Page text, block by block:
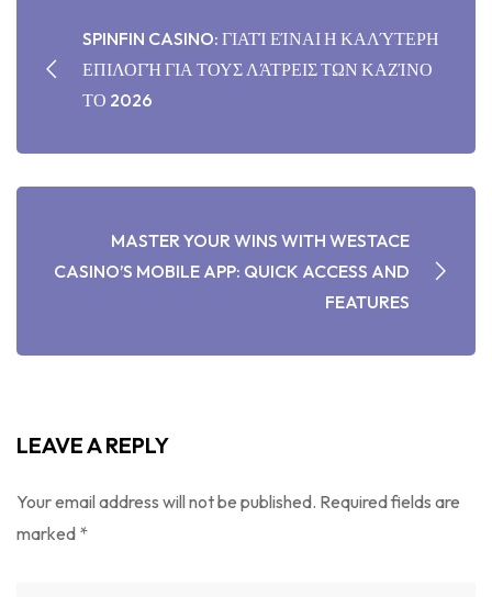
SPINFIN CASINO: ΓΙΑΤΊ ΕΊΝΑΙ Η ΚΑΛΎΤΕΡΗ
ΕΠΙΛΟΓΉ ΓΙΑ ΤΟΥΣ ΛΆΤΡΕΙΣ ΤΩΝ ΚΑΖΊΝΟ
ΤΟ 2026
MASTER YOUR WINS WITH WESTACE
CASINO’S MOBILE APP: QUICK ACCESS AND
FEATURES
LEAVE A REPLY
Your email address will not be published. Required fields are
marked *